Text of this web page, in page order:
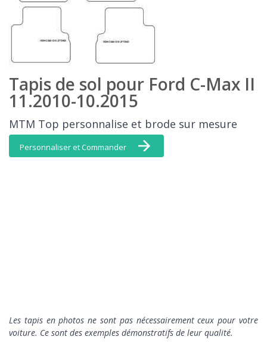
Tapis de sol pour Ford C-Max II
11.2010-10.2015
MTM Top personnalise et brode sur mesure
Personnaliser et Commander
Les tapis en photos ne sont pas nécessairement ceux pour votre
voiture. Ce sont des exemples démonstratifs de leur qualité.